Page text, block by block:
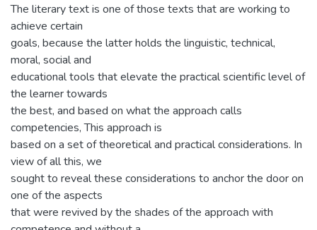
The literary text is one of those texts that are working to
achieve certain
goals, because the latter holds the linguistic, technical,
moral, social and
educational tools that elevate the practical scientific level of
the learner towards
the best, and based on what the approach calls
competencies, This approach is
based on a set of theoretical and practical considerations. In
view of all this, we
sought to reveal these considerations to anchor the door on
one of the aspects
that were revived by the shades of the approach with